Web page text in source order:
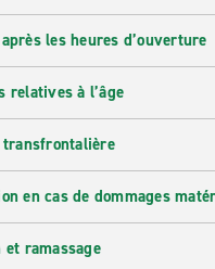
les heures d’ouverture
relatives à l’âge
en cas de dommages
ramassage